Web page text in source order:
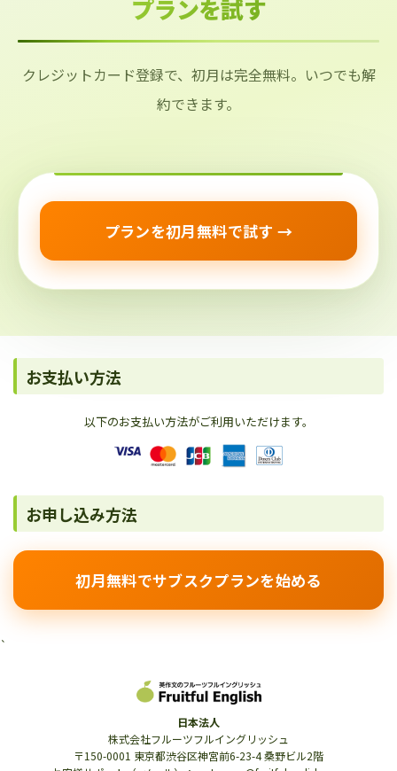
プランを試す
クレジットカード登録で、初月は完全無料。いつでも解
約できます。
プランを初月無料で試す →
お支払い方法
以下のお支払い方法がご利用いただけます。
お申し込み方法
初月無料でサブスクプランを始める
`
日本法人
株式会社フルーツフルイングリッシュ
〒150-0001 東京都渋谷区神宮前6-23-4 桑野ビル2階